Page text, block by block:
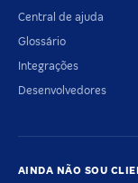
Central de ajuda
Glossário
Integrações
Desenvolvedores
AINDA NÃO SOU